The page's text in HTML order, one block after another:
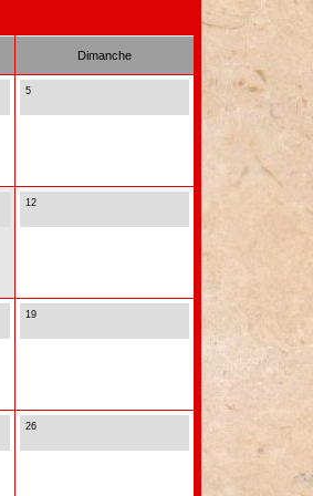
Dimanche
5
12
19
26